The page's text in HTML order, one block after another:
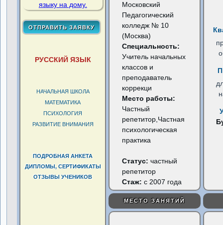
РУССКИЙ ЯЗЫК
НАЧАЛЬНАЯ ШКОЛА
МАТЕМАТИКА
ПСИХОЛОГИЯ
РАЗВИТИЕ ВНИМАНИЯ
ПОДРОБНАЯ АНКЕТА
ДИПЛОМЫ, СЕРТИФИКАТЫ
ОТЗЫВЫ УЧЕНИКОВ
Московский
Педагогический
колледж № 10
(Москва)
Специальность:
Учитель начальных
классов и
преподаватель
коррекци
Место работы:
Частный
репетитор,Частная
психологическая
практика
Статус:частный
репетитор
Стаж: с 2007 года
МЕСТО ЗАНЯТИЙ